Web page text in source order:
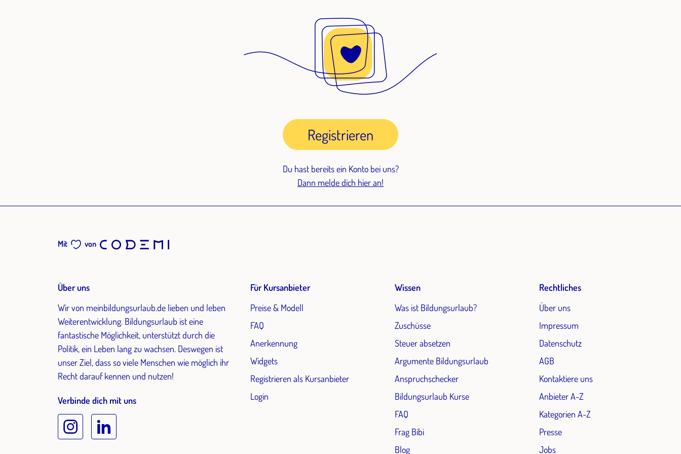
Registrieren
Du hast bereits ein Konto bei uns?
Dann melde dich hier an!
Mit von
Über uns
Wir von meinbildungsurlaub.de lieben und leben
Weiterentwicklung. Bildungsurlaub ist eine
fantastische Möglichkeit, unterstützt durch die
Politik, ein Leben lang zu wachsen. Deswegen ist
unser Ziel, dass so viele Menschen wie möglich ihr
Recht darauf kennen und nutzen!
Verbinde dich mit uns
Für Kursanbieter
Preise & Modell
FAQ
Anerkennung
Widgets
Registrieren als Kursanbieter
Login
Wissen
Was ist Bildungsurlaub?
Zuschüsse
Steuer absetzen
Argumente Bildungsurlaub
Anspruchschecker
Bildungsurlaub Kurse
FAQ
Frag Bibi
Blog
Rechtliches
Über uns
Impressum
Datenschutz
AGB
Kontaktiere uns
Anbieter A-Z
Kategorien A-Z
Presse
Jobs